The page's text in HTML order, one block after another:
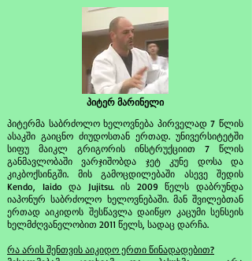
პიტერ მარინელი
პიტერმა საბრძოლო ხელოვნება პირველად 7 წლის
ასაკში გაიცნო ძიუდოსთან ერთად. უნივერსიტეტში
სიფუ მაიკლ გრიგორის ინსტრუქციით 7 წლის
განმავლობაში ვარჯიშობდა ჯეტ კუნე დოსა და
კიკბოქსინგში. მის გამოცდილებაში ასევე შედის
Kendo, Iaido და Jujitsu. ის 2009 წელს დაბრუნდა
იაპონურ საბრძოლო ხელოვნებაში. მან შვილებთან
ერთად აიკიდოს შესწავლა დაიწყო კაცუმი სენსეის
ხელმძღვანელობით 2011 წელს, სადაც დარჩა.
რა არის შენთვის აიკიდო ერთი წინადადებით?